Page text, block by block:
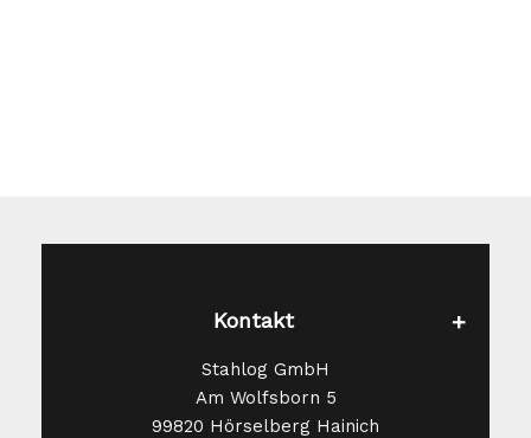
Kontakt
Stahlog GmbH
Am Wolfsborn 5
99820 Hörselberg Hainich